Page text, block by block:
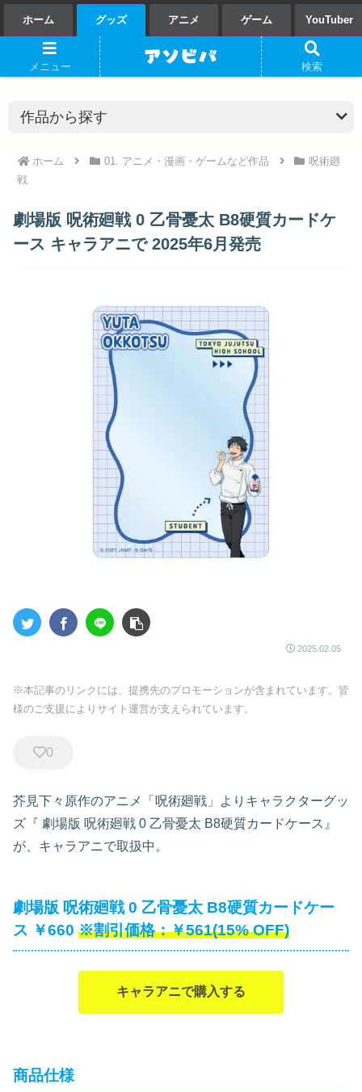
ホーム グッズ アニメ ゲーム YouTuber
ホーム 01. アニメ・漫画・ゲームなど作品
呪術廻
戦
劇場版 呪術廻戦 0 乙骨憂太 B8硬質カードケ
ース キャラアニで 2025年6月発売
2025.02.05
※本記事のリンクには、提携先のプロモーションが含まれています。皆
様のご支援によりサイト運営が支えられています。
0
芥見下々原作のアニメ「呪術廻戦」よりキャラクターグッ
ズ『 劇場版 呪術廻戦 0 乙骨憂太 B8硬質カードケース』
が、キャラアニで取扱中。
劇場版 呪術廻戦 0 乙骨憂太 B8硬質カードケー
ス ￥660
￥561(15% OFF)
キャラアニで購入する
商品仕様
メニュー 検索